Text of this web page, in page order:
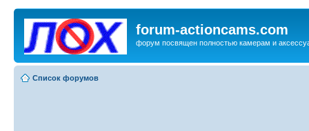
forum-actioncams.com
форум посвящен полностью камерам и
Список форумов